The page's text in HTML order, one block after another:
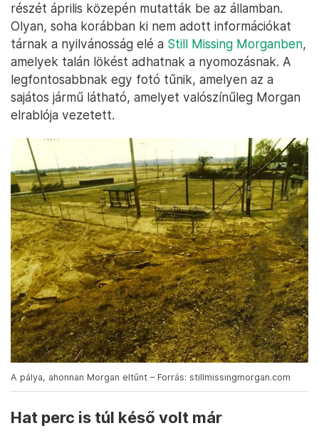
részét április közepén mutatták be az államban.
Olyan, soha korábban ki nem adott információkat
tárnak a nyilvánosság elé a Still Missing Morganben,
amelyek talán lökést adhatnak a nyomozásnak. A
legfontosabbnak egy fotó tűnik, amelyen az a
sajátos jármű látható, amelyet valószínűleg Morgan
elrablója vezetett.
A pálya, ahonnan Morgan eltűnt – Forrás: stillmissingmorgan.com
Hat perc is túl késő volt már